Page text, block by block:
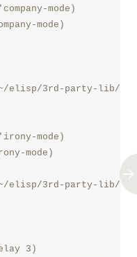
mode)
mode)
elisp/3rd-party-lib/
mode)
mode)
3rd-party-lib/
3)